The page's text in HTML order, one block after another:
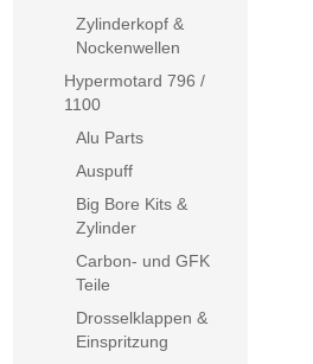
Zylinderkopf &
Nockenwellen
Hypermotard 796 /
1100
Alu Parts
Auspuff
Big Bore Kits &
Zylinder
Carbon- und GFK
Teile
Drosselklappen &
Einspritzung